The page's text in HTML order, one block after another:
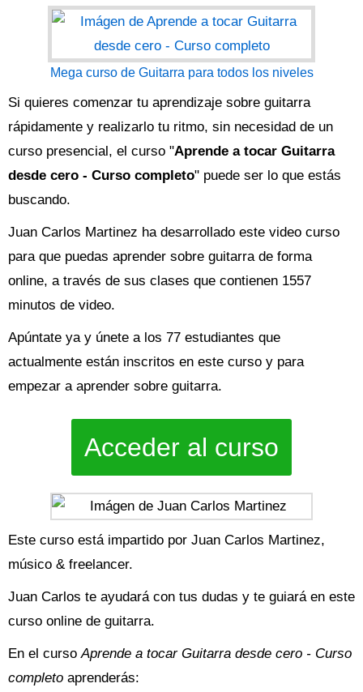
Mega curso de Guitarra para todos los niveles
Si quieres comenzar tu aprendizaje sobre guitarra
rápidamente y realizarlo tu ritmo, sin necesidad de un
curso presencial, el curso "Aprende a tocar Guitarra
desde cero - Curso completo" puede ser lo que estás
buscando.
Juan Carlos Martinez ha desarrollado este video curso
para que puedas aprender sobre guitarra de forma
online, a través de sus clases que contienen 1557
minutos de video.
Apúntate ya y únete a los 77 estudiantes que
actualmente están inscritos en este curso y para
empezar a aprender sobre guitarra.
Acceder al curso
Este curso está impartido por Juan Carlos Martinez,
músico & freelancer.
Juan Carlos te ayudará con tus dudas y te guiará en este
curso online de guitarra.
En el cursoAprende a tocar Guitarra desde cero - Curso
completo aprenderás: